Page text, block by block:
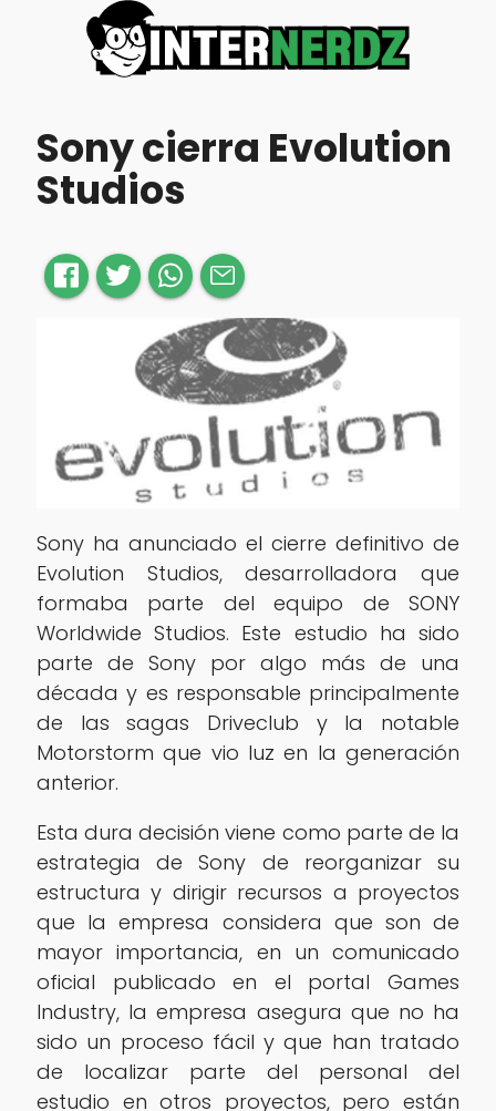
Sony cierra Evolution
Studios
Sony ha anunciado el cierre definitivo de
Evolution Studios, desarrolladora que
formaba parte del equipo de SONY
Worldwide Studios. Este estudio ha sido
parte de Sony por algo más de una
década y es responsable principalmente
de las sagas Driveclub y la notable
Motorstorm que vio luz en la generación
anterior.
Esta dura decisión viene como parte de la
estrategia de Sony de reorganizar su
estructura y dirigir recursos a proyectos
que la empresa considera que son de
mayor importancia, en un comunicado
oficial publicado en el portal Games
Industry, la empresa asegura que no ha
sido un proceso fácil y que han tratado
de localizar parte del personal del
estudio en otros proyectos, pero están